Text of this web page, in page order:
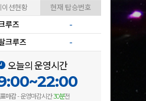
이션현황 현재 탑승번호
루즈
-
크루즈
-
오늘의 운영시간
마감- 운영마감시간30분전